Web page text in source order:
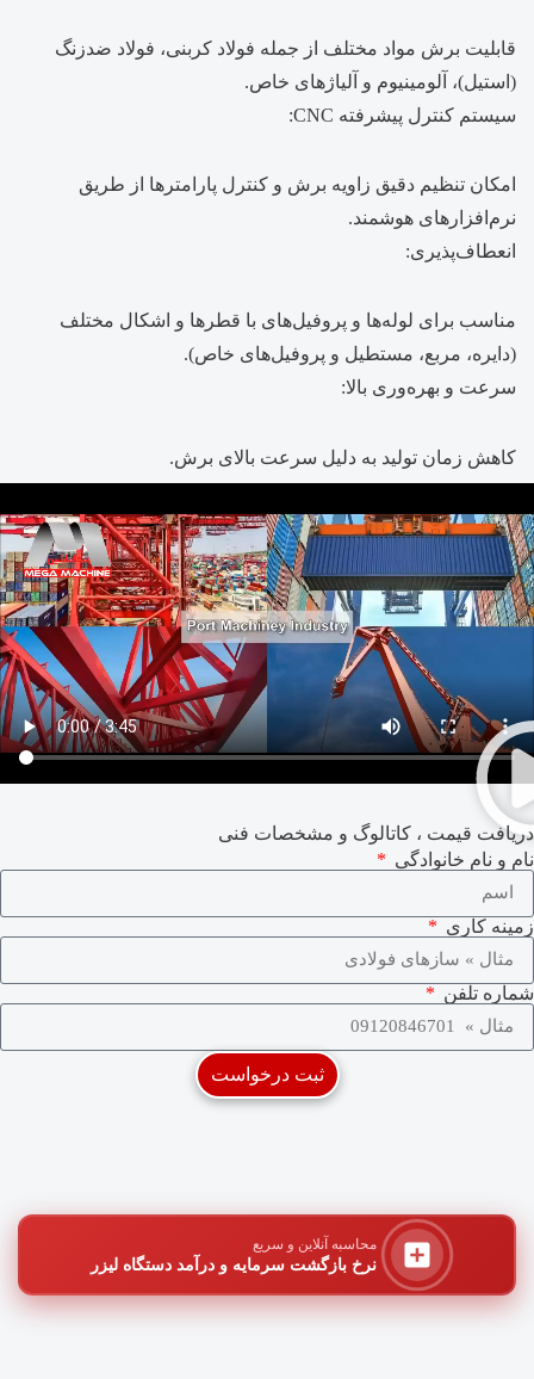
قابلیت برش مواد مختلف از جمله فولاد کربنی، فولاد ضدزنگ
(استیل)، آلومینیوم و آلیاژهای خاص.
سیستم کنترل پیشرفته CNC:
امکان تنظیم دقیق زاویه برش و کنترل پارامترها از طریق
نرم‌افزارهای هوشمند.
انعطاف‌پذیری:
مناسب برای لوله‌ها و پروفیل‌های با قطرها و اشکال مختلف
(دایره، مربع، مستطیل و پروفیل‌های خاص).
سرعت و بهره‌وری بالا:
کاهش زمان تولید به دلیل سرعت بالای برش.
دریافت قیمت ، کاتالوگ و مشخصات فنی
نام و نام خانوادگی
زمینه کاری
شماره تلفن
ثبت درخواست
محاسبه آنلاین و سریع
نرخ بازگشت سرمایه و درآمد دستگاه لیزر